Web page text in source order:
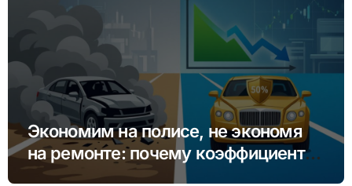
Экономим на полисе, не экономя
на ремонте: почему коэффициент
бонус-малус (КБМ) важнее цены